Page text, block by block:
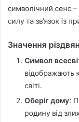
символічний сенс
силу та зв’язок із
Значення
Символ
відображають
світі.
Оберіг дому:
родину від